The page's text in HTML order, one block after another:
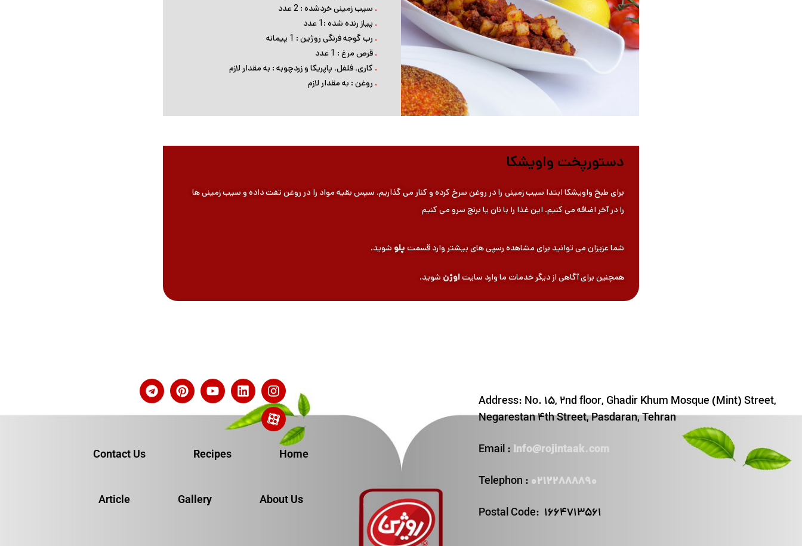
. سیب زمینی خردشده : 2 عدد
. پیاز رنده شده :1 عدد
. رب گوجه فرنگی روژین : 1 پیمانه
. قرص مرغ : 1 عدد
. کاری، فلفل، پاپریکا و زردچوبه : به مقدار لازم
. روغن : به مقدار لازم
دستورپخت واویشکا
برای طبخ واویشکا ابتدا سیب زمینی را در روغن سرخ کرده و کنار می گذاریم. سپس بقیه مواد را در روغن تفت داده و سیب زمینی ها
را در آخر اضافه می کنیم. این غذا را با نان یا برنج سرو می کنیم
شما عزیزان می توانید برای مشاهده رسپی های بیشتر وارد قسمت پلو شوید.
همچنین برای آگاهی از دیگر خدمات ما وارد سایتاوژن شوید.
Address: No. 15, 2nd floor, Ghadir Khum Mosque (Mint) Street,
Negarestan 4th Street, Pasdaran, Tehran
Email : Info@rojintaak.com
Telephon : 02122888890
Postal Code: 1664713561
Home
Recipes
Contact Us
About Us
Gallery
Article